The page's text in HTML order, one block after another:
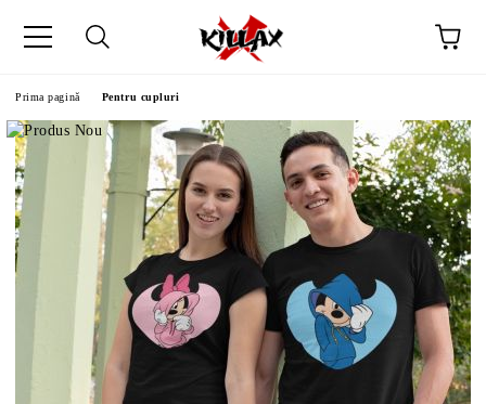
Prima pagină Pentru cupluri